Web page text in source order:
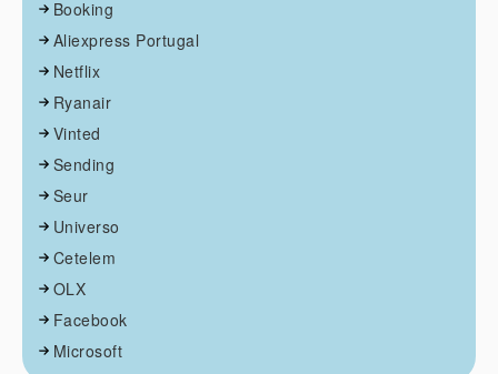
Booking
Aliexpress Portugal
Netflix
Ryanair
Vinted
Sending
Seur
Universo
Cetelem
OLX
Facebook
Microsoft